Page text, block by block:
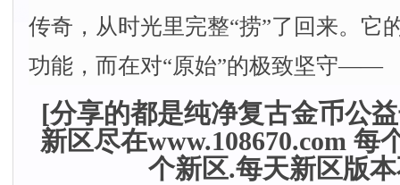
传奇，从时光里完整“捞”了回来。它
功能，而在对“原始”的极致坚守——
[分享的都是纯净复古金币公
新区尽在www.108670.com 每
个新区.每天新区版